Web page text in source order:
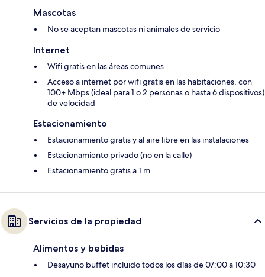
Mascotas
No se aceptan mascotas ni animales de servicio
Internet
Wifi gratis en las áreas comunes
Acceso a internet por wifi gratis en las habitaciones, con
100+ Mbps (ideal para 1 o 2 personas o hasta 6 dispositivos)
de velocidad
Estacionamiento
Estacionamiento gratis y al aire libre en las instalaciones
Estacionamiento privado (no en la calle)
Estacionamiento gratis a 1 m
Servicios de la propiedad
Alimentos y bebidas
Desayuno buffet incluido todos los días de 07:00 a 10:30